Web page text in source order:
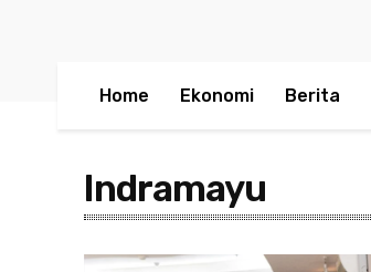
Home Ekonomi Berita
Indramayu